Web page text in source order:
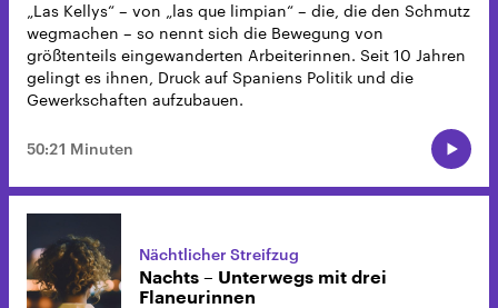
„Las Kellys“ – von „las que limpian“ – die, die den Schmutz
wegmachen – so nennt sich die Bewegung von
größtenteils eingewanderten Arbeiterinnen. Seit 10 Jahren
gelingt es ihnen, Druck auf Spaniens Politik und die
Gewerkschaften aufzubauen.
50:21 Minuten
Nächtlicher Streifzug
Nachts – Unterwegs mit drei
Flaneurinnen